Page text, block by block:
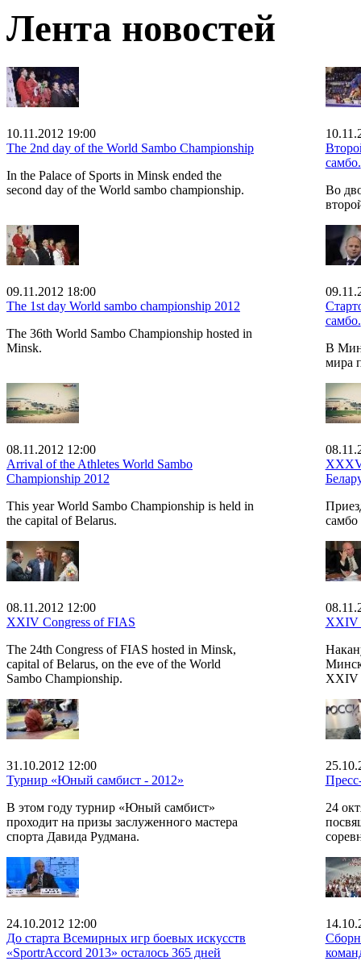
Лента новостей
10.11.2012 19:00
The 2nd day of the World Sambo Championship
In the Palace of Sports in Minsk ended the
second day of the World sambo championship.
самбо.
Во
09.11.2012 18:00
The 1st day World sambo championship 2012
The 36th World Sambo Championship hosted in
Minsk.
самбо.
В
мира
08.11.2012 12:00
Arrival of the Athletes World Sambo
Championship 2012
This year World Sambo Championship is held in
the capital of Belarus.
08.11.2012 12:00
XXIV Congress of FIAS
The 24th Congress of FIAS hosted in Minsk,
capital of Belarus, on the eve of the World
Sambo Championship.
XXIV
XXIV
31.10.2012 12:00
Турнир «Юный самбист - 2012»
В этом году турнир «Юный самбист»
проходит на призы заслуженного мастера
спорта Давида Рудмана.
24
24.10.2012 12:00
До старта Всемирных игр боевых искусств
«SportrAccord 2013» осталось 365 дней